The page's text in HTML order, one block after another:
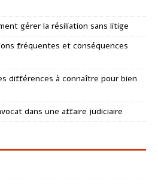
gérer la résiliation sans litige
fréquentes et conséquences
différences à connaître pour bien
dans une affaire judiciaire